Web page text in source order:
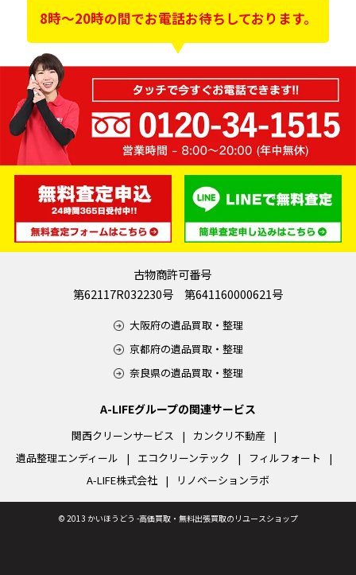
8時～20時の間でお電話お待ちしております。
古物商許可番号
第62117R032230号 第641160000621号
大阪府の遺品買取・整理
京都府の遺品買取・整理
奈良県の遺品買取・整理
A-LIFEグループの関連サービス
関西クリーンサービス
カンクリ不動産
遺品整理エンディール
エコクリーンテック
フィルフォート
A-LIFE株式会社
リノベーションラボ
© 2013 かいほうどう -高価買取・無料出張買取のリユースショップ